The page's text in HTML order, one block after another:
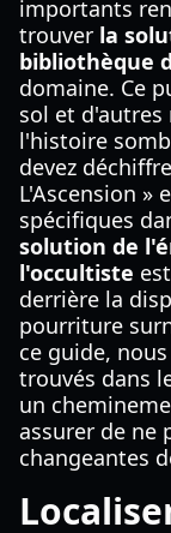
importants
trouver la
bibliothèque
domaine. Ce
sol et d'autres
l'histoire
devez
L'Ascension »
spécifiques
solution de
l'occultiste
derrière la
pourriture
ce guide,
trouvés dans
un
assurer de ne
changeantes